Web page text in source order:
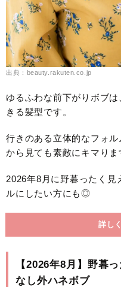
出典：beauty.rakuten.co.jp
ゆるふわな前下がりボブ
きる髪型です。
行きのある立体的なフォ
から見ても素敵にキマりま
2026年8月に野暮ったく見
ルにしたい方にも◎
詳し
【2026年8月】野暮
なし外ハネボブ